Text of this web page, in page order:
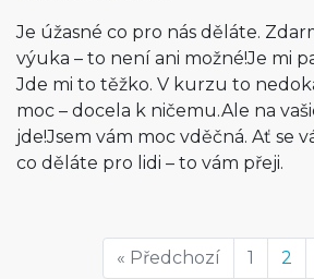
Je úžasné co pro nás děláte.
výuka – to není ani možné!Je mi
Jde mi to těžko. V kurzu to
moc – docela k ničemu.Ale na
jde!Jsem vám moc vděčná. Ať se
co děláte pro lidi – to vám přeji.
« Předchozí 1 2